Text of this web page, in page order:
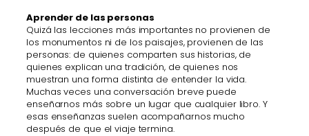
Aprender de las personas
Quizá las lecciones más importantes no provienen de
los monumentos ni de los paisajes, provienen de las
personas: de quienes comparten sus historias, de
quienes explican una tradición, de quienes nos
muestran una forma distinta de entender la vida.
Muchas veces una conversación breve puede
enseñarnos más sobre un lugar que cualquier libro. Y
esas enseñanzas suelen acompañarnos mucho
después de que el viaje termina.